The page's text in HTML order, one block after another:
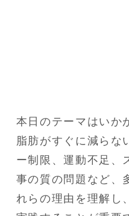
本日のテーマはいか
脂肪がすぐに減らな
ー制限、運動不足、
事の質の問題など、
れらの理由を理解し